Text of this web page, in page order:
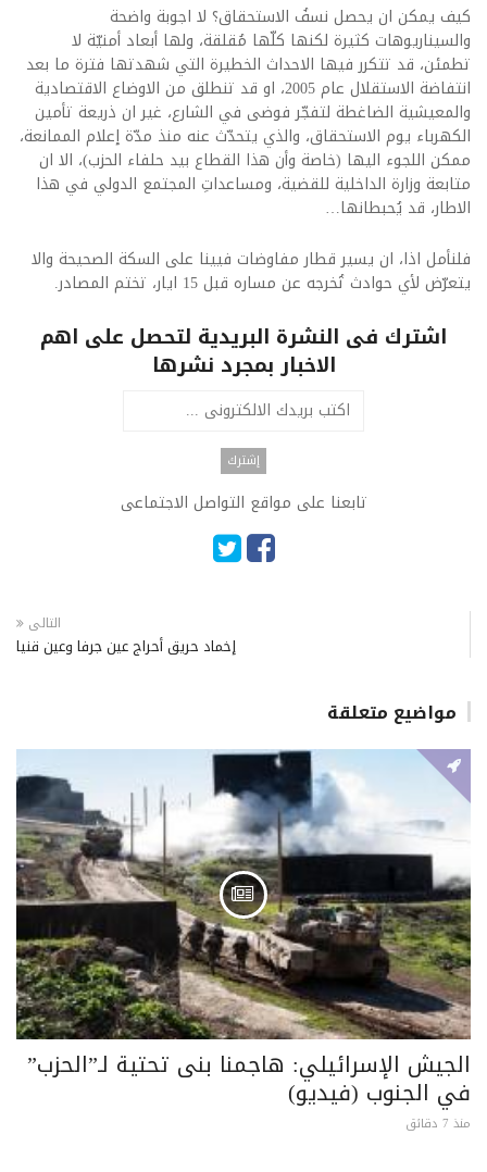
كيف يمكن ان يحصل نسفُ الاستحقاق؟ لا اجوبة واضحة
والسيناريوهات كثيرة لكنها كلّها مُقلقة، ولها أبعاد أمنيّة لا
تطمئن، قد تتكرر فيها الاحداث الخطيرة التي شهدتها فترة ما بعد
انتفاضة الاستقلال عام 2005، او قد تنطلق من الاوضاع الاقتصادية
والمعيشية الضاغطة لتفجّر فوضى في الشارع، غير ان ذريعة تأمين
الكهرباء يوم الاستحقاق، والذي يتحدّث عنه منذ مدّة إعلام الممانعة،
ممكن اللجوء اليها (خاصة وأن هذا القطاع بيد حلفاء الحزب)، الا ان
متابعة وزارة الداخلية للقضية، ومساعداتِ المجتمع الدولي في هذا
الاطار، قد يُحبطانها…
فلنأمل اذا، ان يسير قطار مفاوضات فيينا على السكة الصحيحة والا
يتعرّض لأي حوادث تُخرجه عن مساره قبل 15 ايار، تختم المصادر.
اشترك فى النشرة البريدية لتحصل على اهم
الاخبار بمجرد نشرها
تابعنا على مواقع التواصل الاجتماعى
التالى
إخماد حريق أحراج عين جرفا وعين قنيا
مواضيع متعلقة
الجيش الإسرائيلي: هاجمنا بنى تحتية لـ”الحزب”
في الجنوب (فيديو)
منذ 7 دقائق